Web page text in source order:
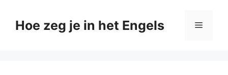
naarHoe zeg je in het Engels Menu